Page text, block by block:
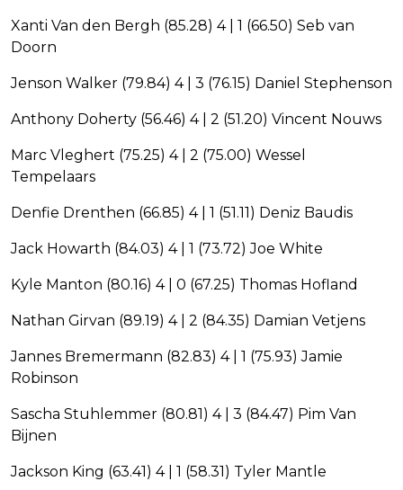
Xanti Van den Bergh (85.28) 4 | 1 (66.50) Seb van
Doorn
Jenson Walker (79.84) 4 | 3 (76.15) Daniel Stephenson
Anthony Doherty (56.46) 4 | 2 (51.20) Vincent Nouws
Marc Vleghert (75.25) 4 | 2 (75.00) Wessel
Tempelaars
Denfie Drenthen (66.85) 4 | 1 (51.11) Deniz Baudis
Jack Howarth (84.03) 4 | 1 (73.72) Joe White
Kyle Manton (80.16) 4 | 0 (67.25) Thomas Hofland
Nathan Girvan (89.19) 4 | 2 (84.35) Damian Vetjens
Jannes Bremermann (82.83) 4 | 1 (75.93) Jamie
Robinson
Sascha Stuhlemmer (80.81) 4 | 3 (84.47) Pim Van
Bijnen
Jackson King (63.41) 4 | 1 (58.31) Tyler Mantle